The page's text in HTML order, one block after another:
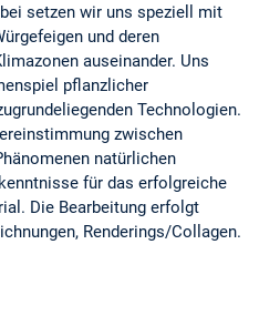
setzen wir uns speziell mit
und deren
auseinander. Uns
pflanzlicher
Technologien.
zwischen
natürlichen
für das erfolgreiche
Die Bearbeitung erfolgt
Renderings/Collagen.